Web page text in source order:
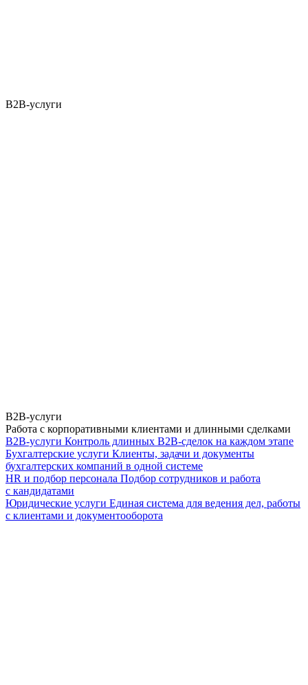
B2B-услуги
B2B-услуги
Работа с корпоративными клиентами и длинными сделками
B2B-услуги Контроль длинных B2B-сделок на каждом этапе
Бухгалтерские услуги Клиенты, задачи и документы
бухгалтерских компаний в одной системе
HR и подбор персонала Подбор сотрудников и работа
с кандидатами
Юридические услуги Единая система для ведения дел, работы
с клиентами и документооборота